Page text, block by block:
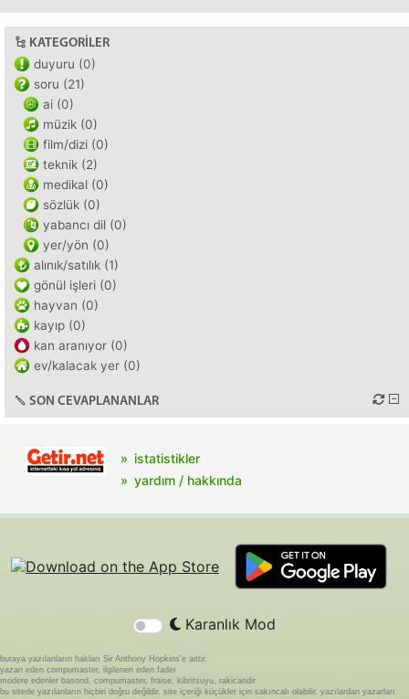
KATEGORILER
duyuru (0)
soru (21)
ai (0)
müzik (0)
film/dizi (0)
teknik (2)
medikal (0)
sözlük (0)
yabancı dil (0)
yer/yön (0)
alınık/satılık (1)
gönül işleri (0)
hayvan (0)
kayıp (0)
kan aranıyor (0)
ev/kalacak yer (0)
SON CEVAPLANANLAR
istatistikler
yardım / hakkında
Karanlık Mod
buraya yazılanların hakları Sir Anthony Hopkins'e aittir.
yazan eden compumaster, ilgilenen eden fader
modere edenler basond, compumaster, fraise, kibritsuyu, rakicandir
bu sitede yazılanların hiçbiri doğru değildir. site içeriği küçükler için sakıncalı olabilir. yazılardan yazarları